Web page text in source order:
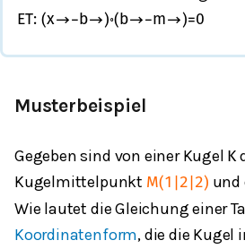
ET: (x→− b→)∘( b→−m→)=0
Musterbeispiel
Gegeben sind von einer Kugel K
Kugelmittelpunkt M(1 2 2) und
Wie lautet die Gleichung einer
Koordinatenform, die die Kugel